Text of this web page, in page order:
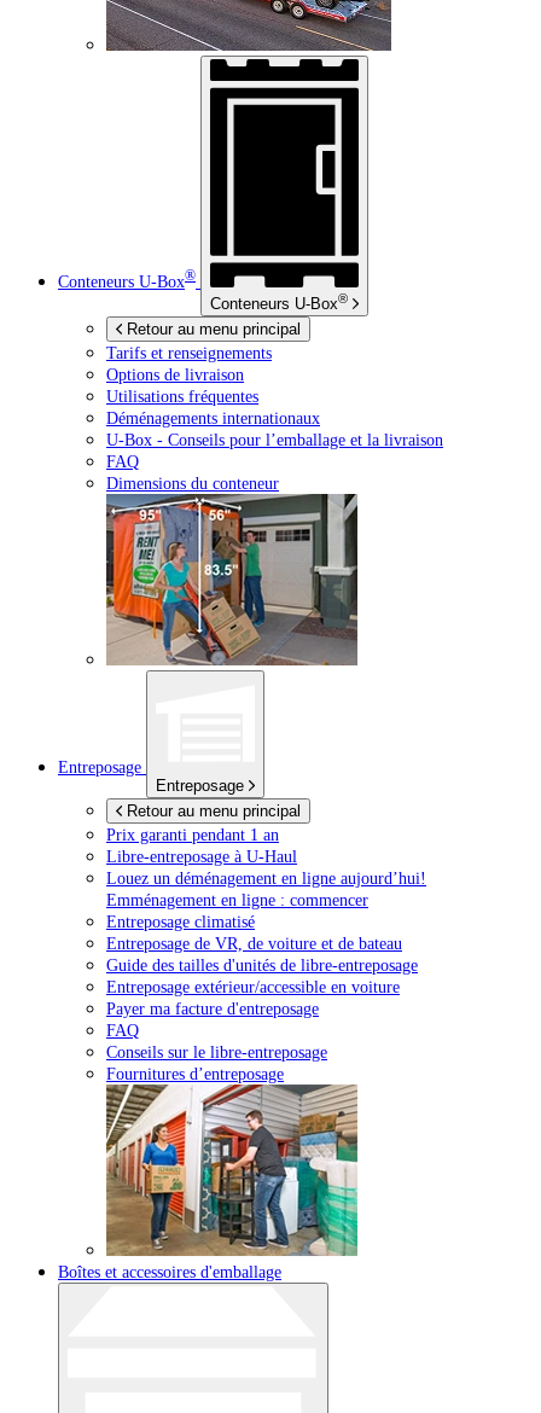
Conteneurs U-Box®
Conteneurs U-Box®
Retour au menu principal
Tarifs et renseignements
Options de livraison
Utilisations fréquentes
Déménagements internationaux
U-Box - Conseils pour l’emballage et la livraison
FAQ
Dimensions du conteneur
Entreposage
Entreposage
Retour au menu principal
Prix garanti pendant 1 an
Libre-entreposage à U-Haul
Louez un déménagement en ligne aujourd’hui!
Emménagement en ligne : commencer
Entreposage climatisé
Entreposage de VR, de voiture et de bateau
Guide des tailles d'unités de libre-entreposage
Entreposage extérieur/accessible en voiture
Payer ma facture d'entreposage
FAQ
Conseils sur le libre-entreposage
Fournitures d’entreposage
Boîtes et accessoires d'emballage